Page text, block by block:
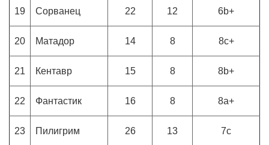
19 Сорванец 22 12 6b+
20 Матадор 14 8 8c+
21 Кентавр 15 8 8b+
22 Фантастик 16 8 8a+
23 Пилигрим 26 13 7c